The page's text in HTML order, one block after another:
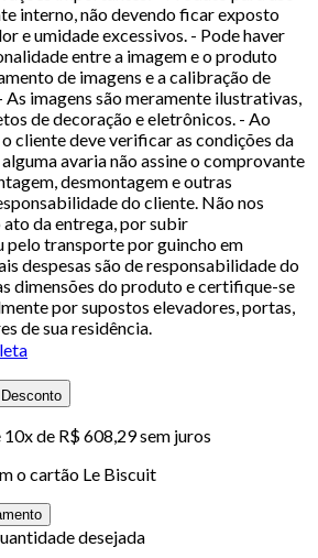
interno, não devendo ficar exposto
e umidade excessivos. - Pode haver
entre a imagem e o produto
de imagens e a calibração de
As imagens são meramente ilustrativas,
de decoração e eletrônicos. - Ao
cliente deve verificar as condições da
avaria não assine o comprovante
desmontagem e outras
do cliente. Não nos
da entrega, por subir
pelo transporte por guincho em
despesas são de responsabilidade do
dimensões do produto e certifique-se
por supostos elevadores, portas,
de sua residência.
Desconto
10x de R$ 608,29 sem juros
o cartão Le Biscuit
desejada